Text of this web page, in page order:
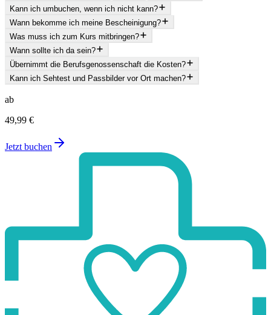
Kann ich umbuchen, wenn ich nicht kann?
Wann bekomme ich meine Bescheinigung?
Was muss ich zum Kurs mitbringen?
Wann sollte ich da sein?
Übernimmt die Berufsgenossenschaft die Kosten?
Kann ich Sehtest und Passbilder vor Ort machen?
ab
49,99 €
Jetzt buchen